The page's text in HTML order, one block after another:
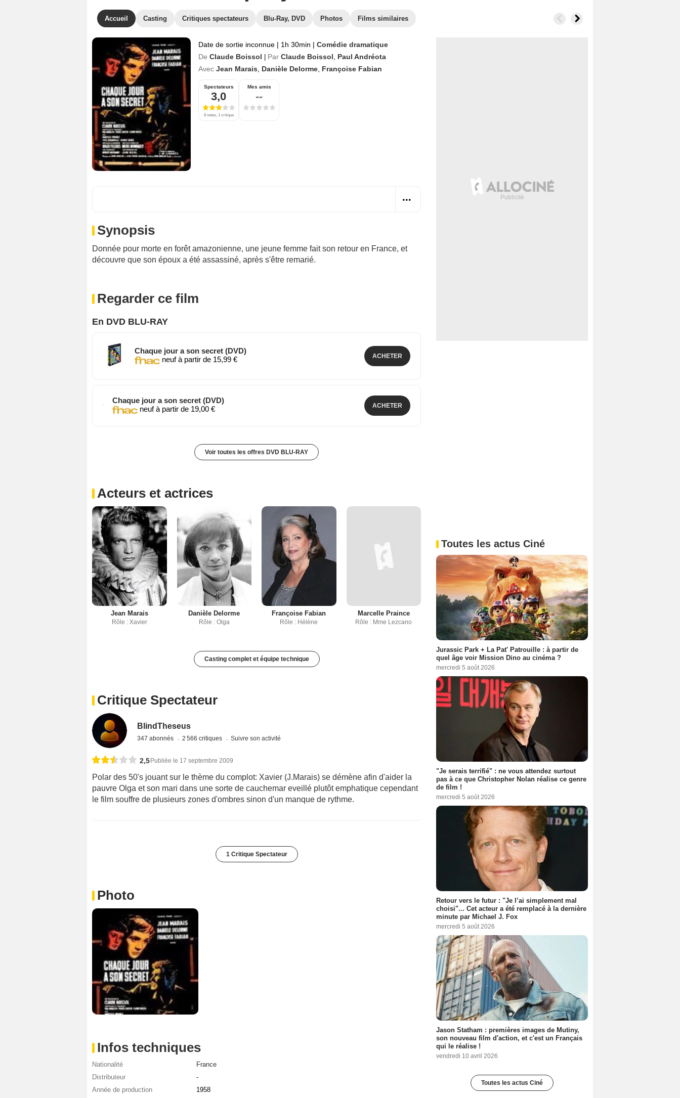
Accueil Casting Critiques spectateurs Blu-Ray, DVD Photos Films similaires
Date de sortie inconnue | 1h 30min | Comédie dramatique
De Claude Boissol Par Claude Boissol
Paul Andréota
Avec Jean Marais Danièle Delorme Françoise Fabian
Spectateurs
3,0
8 notes, 1 critique
Mes amis
--
Synopsis
Donnée pour morte en forêt amazonienne, une jeune femme fait son retour en France, et
découvre que son époux a été assassiné, après s'être remarié.
Regarder ce film
En DVD BLU-RAY
Chaque jour a son secret (DVD)
neuf à partir de 15,99 €
ACHETER
Chaque jour a son secret (DVD)
neuf à partir de 19,00 €
ACHETER
Voir toutes les offres DVD BLU-RAY
Acteurs et actrices
Jean Marais
Rôle : Xavier
Danièle Delorme
Rôle : Olga
Françoise Fabian
Rôle : Hélène
Marcelle Praince
Rôle : Mme Lezcano
Casting complet et équipe technique
Critique Spectateur
BlindTheseus
347 abonnés 2 566 critiques Suivre son activité
2,5 Publiée le 17 septembre 2009
Polar des 50's jouant sur le thème du complot: Xavier (J.Marais) se démène afin d'aider la
pauvre Olga et son mari dans une sorte de cauchemar eveillé plutôt emphatique cependant
le film souffre de plusieurs zones d'ombres sinon d'un manque de rythme.
1 Critique Spectateur
Photo
Infos techniques
Nationalité
France
Distributeur
-
Année de production
1958
Toutes les actus Ciné
Jurassic Park + La Pat' Patrouille : à partir de
quel âge voir Mission Dino au cinéma ?
mercredi 5 août 2026
"Je serais terrifié" : ne vous attendez surtout
pas à ce que Christopher Nolan réalise ce genre
de film !
mercredi 5 août 2026
Retour vers le futur : "Je l’ai simplement mal
choisi"... Cet acteur a été remplacé à la dernière
minute par Michael J. Fox
mercredi 5 août 2026
Jason Statham : premières images de Mutiny,
son nouveau film d'action, et c'est un Français
qui le réalise !
vendredi 10 avril 2026
Toutes les actus Ciné